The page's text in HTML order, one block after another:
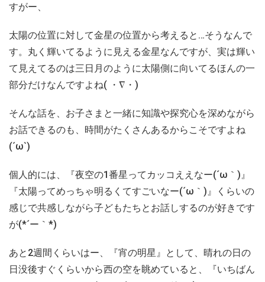
すがー、
太陽の位置に対して金星の位置から考えると…そうなんで
す。丸く輝いてるように見える金星なんですが、実は輝い
て見えてるのは三日月のように太陽側に向いてるほんの一
部分だけなんですよね( ・∇・)
そんな話を、お子さまと一緒に知識や探究心を深めながら
お話できるのも、時間がたくさんあるからこそですよね
(´ω`)
個人的には、『夜空の1番星ってカッコええなー(´ω｀)』
『太陽ってめっちゃ明るくてすごいなー(´ω｀)』くらいの
感じで共感しながら子どもたちとお話しするのが好きです
が(*´ー｀*)
あと2週間くらいはー、『宵の明星』として、晴れの日の
日没後すぐくらいから西の空を眺めていると、『いちばん